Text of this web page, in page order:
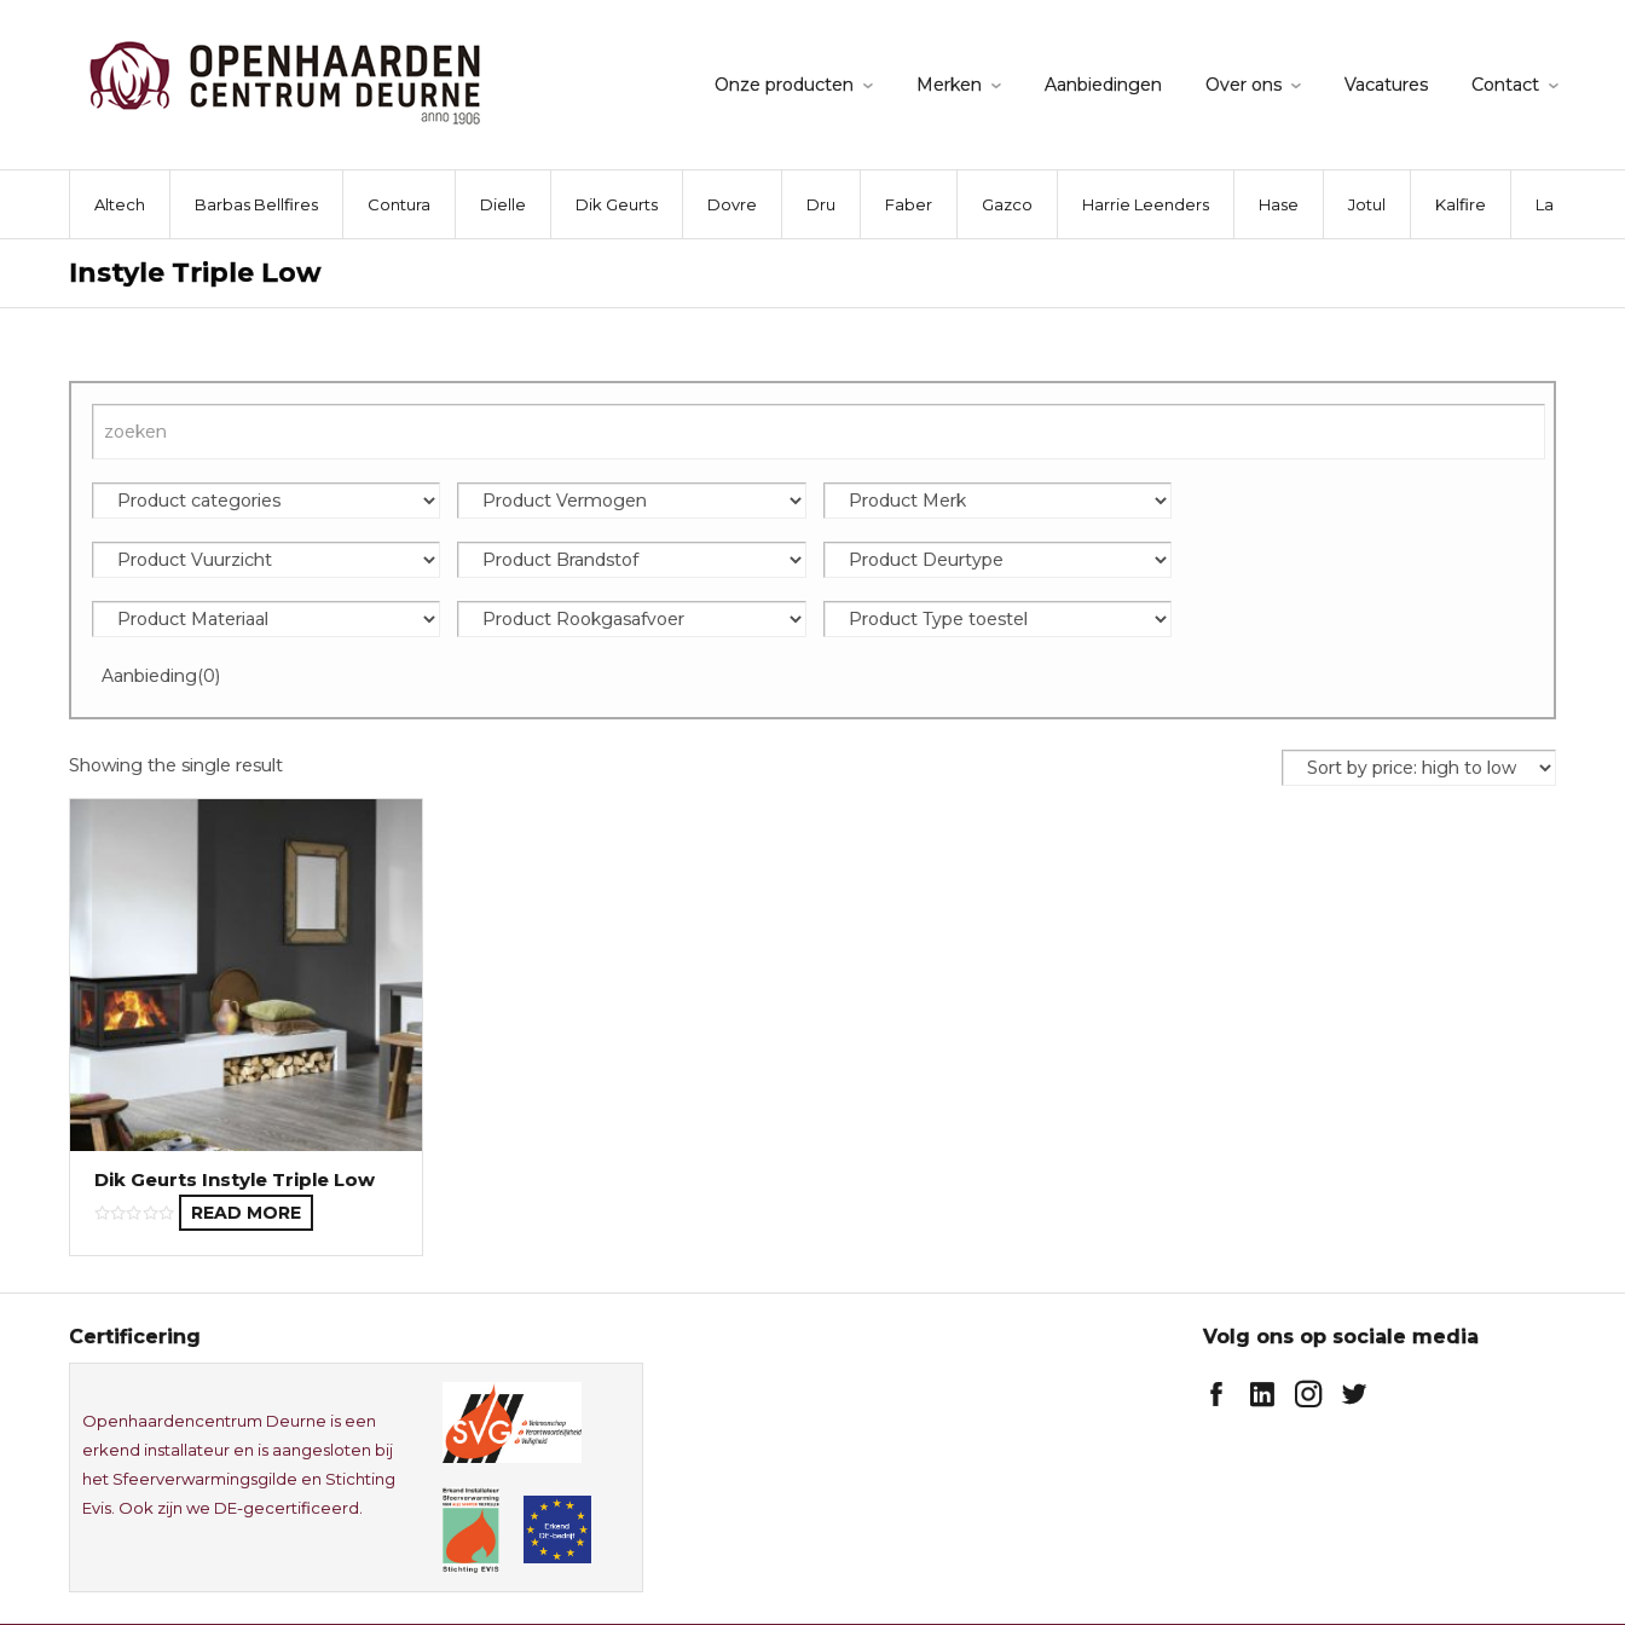
Onze producten Merken Aanbiedingen Over ons Vacatures Contact
Altech Barbas Bellfires Contura Dielle Dik Geurts Dovre Dru Faber Gazco Harrie Leenders Hase Jotul Kalfire La
Instyle Triple Low
Aanbieding(0)
Showing the single result
Dik Geurts Instyle Triple Low
READ MORE
Certificering
Openhaardencentrum Deurne is een
erkend installateur en is aangesloten bij
het Sfeerverwarmingsgilde en Stichting
Evis. Ook zijn we DE-gecertificeerd.
Volg ons op sociale media